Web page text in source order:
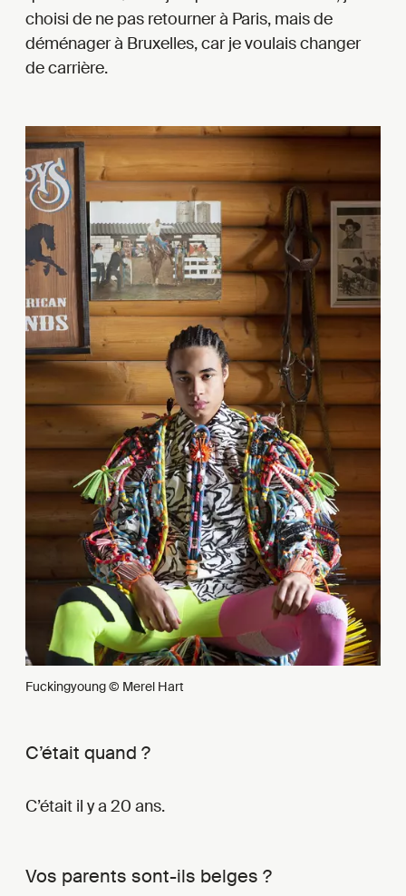
choisi de ne pas retourner à Paris, mais de
déménager à Bruxelles, car je voulais changer
de carrière.
Fuckingyoung © Merel Hart
C’était quand ?
C’était il y a 20 ans.
Vos parents sont-ils belges ?